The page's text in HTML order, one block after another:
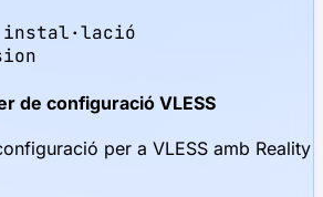
de configuració VLESS
per a VLESS amb Reality